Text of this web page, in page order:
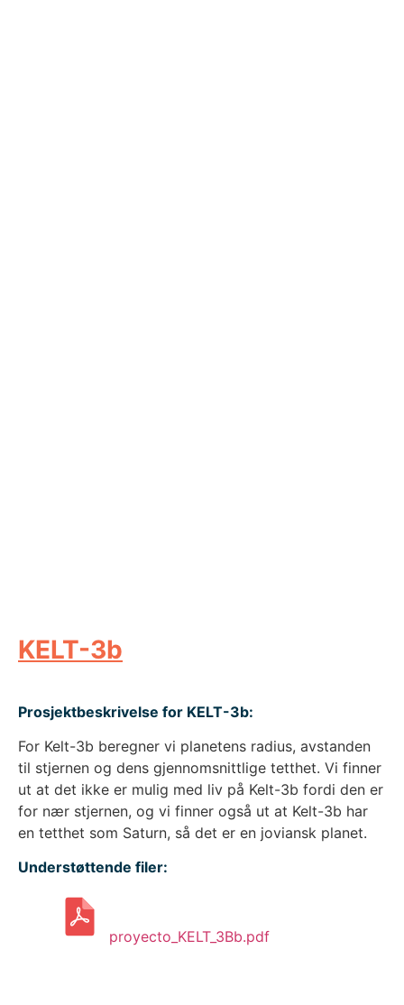
KELT-3b
Prosjektbeskrivelse for KELT-3b:
For Kelt-3b beregner vi planetens radius, avstanden
til stjernen og dens gjennomsnittlige tetthet. Vi finner
ut at det ikke er mulig med liv på Kelt-3b fordi den er
for nær stjernen, og vi finner også ut at Kelt-3b har
en tetthet som Saturn, så det er en joviansk planet.
Understøttende filer:
proyecto_KELT_3Bb.pdf